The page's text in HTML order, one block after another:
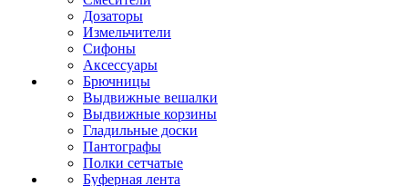
Дозаторы
Измельчители
Сифоны
Аксессуары
Брючницы
Выдвижные вешалки
Выдвижные корзины
Гладильные доски
Пантографы
Полки сетчатые
Буферная лента